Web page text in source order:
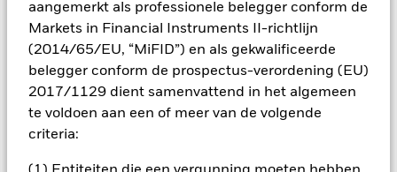
aangemerkt als professionele belegger conform de
Markets in Financial Instruments II-richtlijn
(2014/65/EU, “MiFID”) en als gekwalificeerde
belegger conform de prospectus-verordening (EU)
2017/1129 dient samenvattend in het algemeen
te voldoen aan een of meer van de volgende
criteria:
aan een verhoogd risico op vervroegde sluiting. Gezien de
veranderende aard van de activa die worden aangehouden,
zullen de risico's die beleggers lopen gedurende elke periode
verschillen. Het Fonds streeft ernaar ondernemingen uit te
sluiten die zich bezighouden met bepaalde activiteiten die
screening kan het potentiële beleggingsuniversum een stuk
kleiner worden en een dergelijke screening kan een negatief